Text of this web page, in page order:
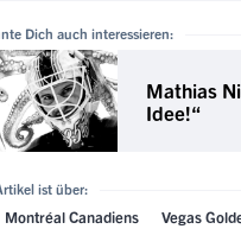
Dich auch interessieren:
Mathias
Idee!“
ist über:
Montréal Canadiens Vegas